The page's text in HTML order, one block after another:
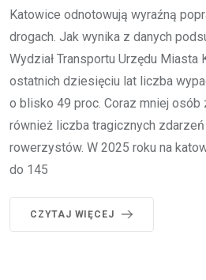
Katowice odnotowują wyraźną
drogach. Jak wynika z danych
Wydział Transportu Urzędu Miasta
ostatnich dziesięciu lat liczba
o blisko 49 proc. Coraz mniej osób
również liczba tragicznych
rowerzystów. W 2025 roku na
do 145
CZYTAJ WIĘCEJ